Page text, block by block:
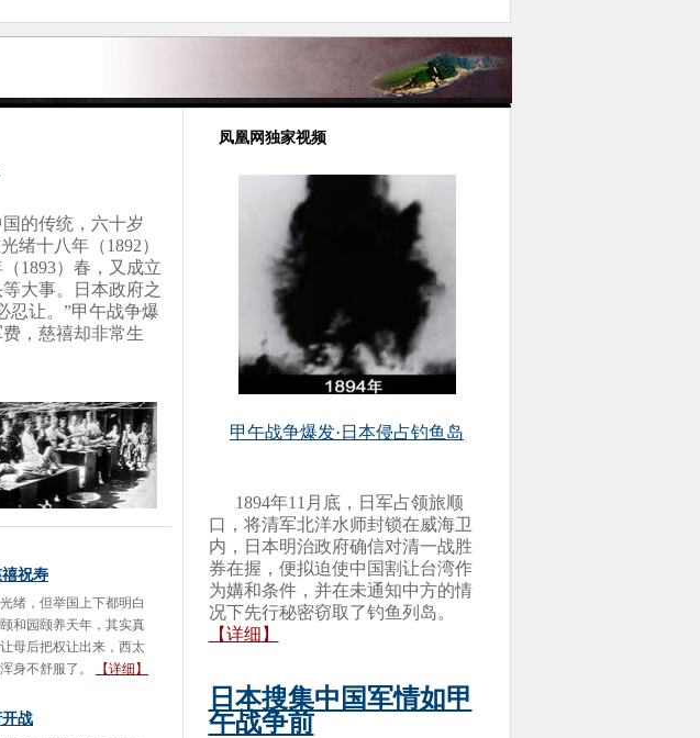
的传统，六十岁
绪十八年（1892）
1893）春，又成立
大事。日本政府之
忍让。”甲午战争爆
，慈禧却非常生
祝寿
绪，但举国上下都明白
和园颐养天年，其实真
母后把权让出来，西太
身不舒服了。
【详细】
战
凤凰网独家视频
甲午战争爆发·日本侵占钓鱼岛
1894年11月底，日军占领旅顺
口，将清军北洋水师封锁在威海卫
内，日本明治政府确信对清一战胜
券在握，便拟迫使中国割让台湾作
为媾和条件，并在未通知中方的情
况下先行秘密窃取了钓鱼列岛。
【详细】
日本搜集中国军情如甲
午战争前